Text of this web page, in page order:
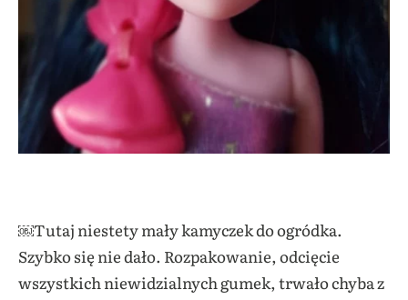
￼Tutaj niestety mały kamyczek do ogródka.
Szybko się nie dało. Rozpakowanie, odcięcie
wszystkich niewidzialnych gumek, trwało chyba z